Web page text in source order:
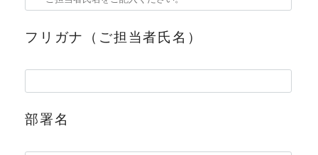
フリガナ（ご担当者氏名）
部署名